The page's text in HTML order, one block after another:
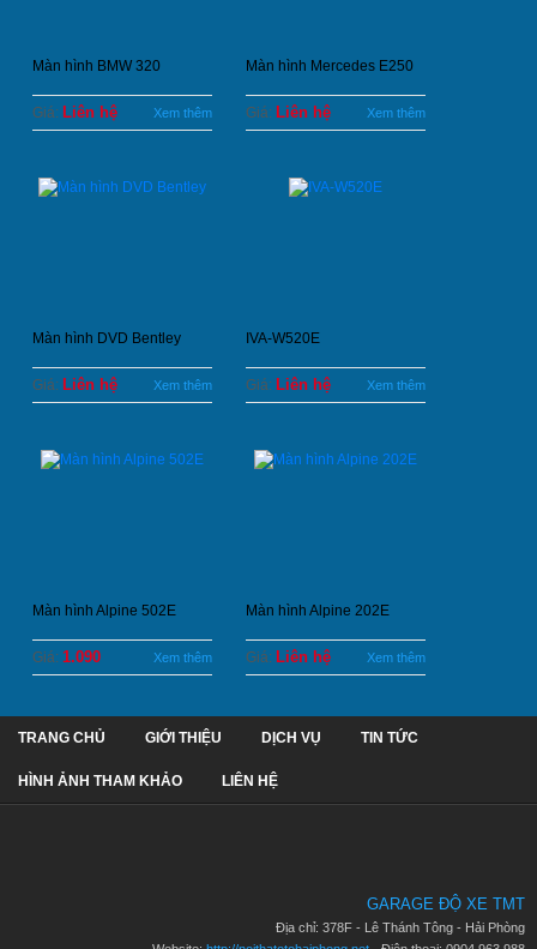
Màn hình BMW 320
Giá: Liên hệ Xem thêm
Màn hình Mercedes E250
Giá: Liên hệ Xem thêm
Màn hình DVD Bentley
Giá: Liên hệ Xem thêm
IVA-W520E
Giá: Liên hệ Xem thêm
Màn hình Alpine 502E
Giá: 1.090 Xem thêm
Màn hình Alpine 202E
Giá: Liên hệ Xem thêm
TRANG CHỦ GIỚI THIỆU DỊCH VỤ TIN TỨC
HÌNH ẢNH THAM KHẢO LIÊN HỆ
GARAGE ĐỘ XE TMT
Địa chỉ: 378F - Lê Thánh Tông - Hải Phòng